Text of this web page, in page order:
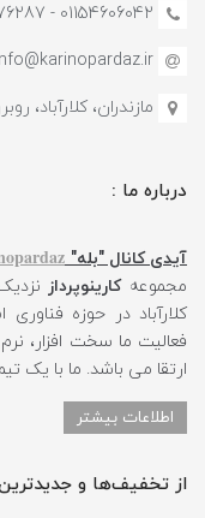
01154606042 - 09300376287
مازندران،
درباره ما :
آیدی کانال "بله"
مجموعهکارینوپرداز
کلارآباد در حوزه
فعالیت ما سخت افزار،
ارتقا می باشد. ما با یک
اطلاعات بیشتر
از تخفیف‌ها و